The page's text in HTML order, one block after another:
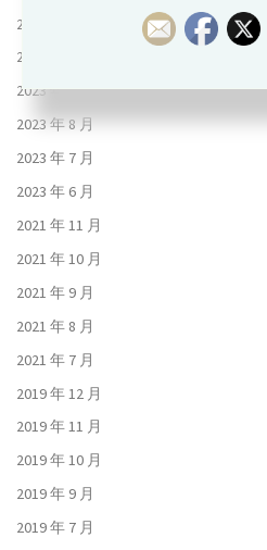
2023 年 11 月
2023 年 10 月
2023 年 9 月
2023 年 8 月
2023 年 7 月
2023 年 6 月
2021 年 11 月
2021 年 10 月
2021 年 9 月
2021 年 8 月
2021 年 7 月
2019 年 12 月
2019 年 11 月
2019 年 10 月
2019 年 9 月
2019 年 7 月